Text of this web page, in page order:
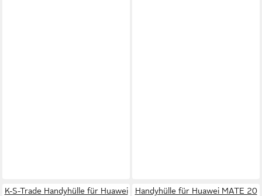
K-S-Trade Handyhülle für Huawei
Handyhülle für Huawei MATE 20